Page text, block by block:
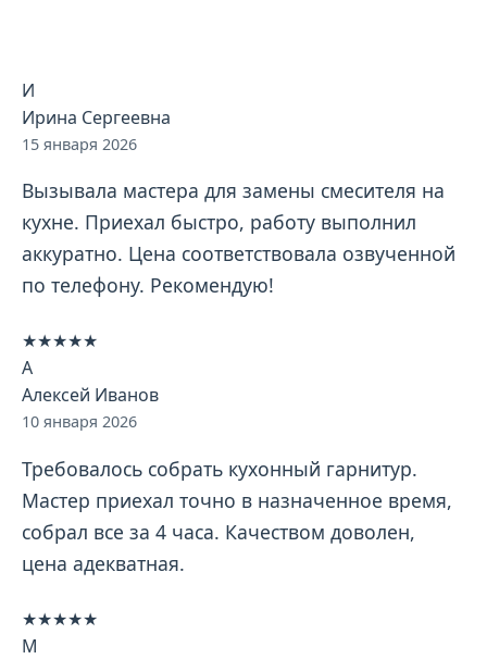
И
Ирина Сергеевна
15 января 2026
Вызывала мастера для замены смесителя на
кухне. Приехал быстро, работу выполнил
аккуратно. Цена соответствовала озвученной
по телефону. Рекомендую!
★★★★★
А
Алексей Иванов
10 января 2026
Требовалось собрать кухонный гарнитур.
Мастер приехал точно в назначенное время,
собрал все за 4 часа. Качеством доволен,
цена адекватная.
★★★★★
М